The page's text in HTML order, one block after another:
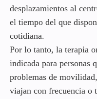
desplazamientos al
el tiempo del que
cotidiana.
Por lo tanto, la terapia
indicada para personas
problemas de
viajan con frecuencia o